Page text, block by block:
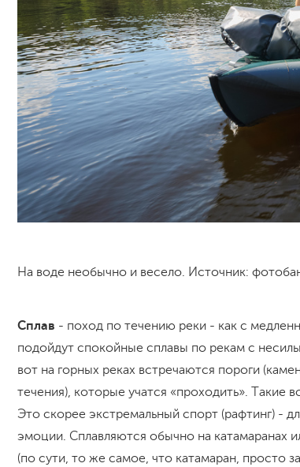
На воде необычно и весело. Источник:
Сплав - поход по течению реки - как с
подойдут спокойные сплавы по рекам с
вот на горных реках встречаются пороги
течения), которые учатся «проходить». Такие
Это скорее экстремальный спорт (рафтинг) -
эмоции. Сплавляются обычно на катамаранах
(по сути, то же самое, что катамаран, просто